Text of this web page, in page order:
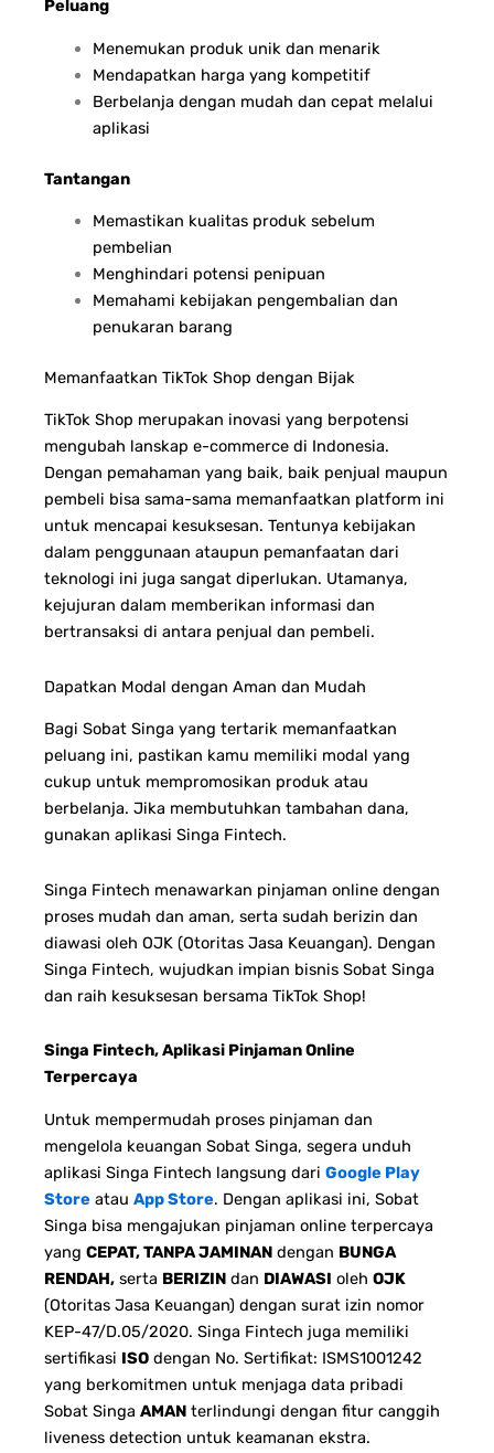
Peluang
Menemukan produk unik dan menarik
Mendapatkan harga yang kompetitif
Berbelanja dengan mudah dan cepat melalui
aplikasi
Tantangan
Memastikan kualitas produk sebelum
pembelian
Menghindari potensi penipuan
Memahami kebijakan pengembalian dan
penukaran barang
Memanfaatkan TikTok Shop dengan Bijak
TikTok Shop merupakan inovasi yang berpotensi
mengubah lanskap e-commerce di Indonesia.
Dengan pemahaman yang baik, baik penjual maupun
pembeli bisa sama-sama memanfaatkan platform ini
untuk mencapai kesuksesan. Tentunya kebijakan
dalam penggunaan ataupun pemanfaatan dari
teknologi ini juga sangat diperlukan. Utamanya,
kejujuran dalam memberikan informasi dan
bertransaksi di antara penjual dan pembeli.
Dapatkan Modal dengan Aman dan Mudah
Bagi Sobat Singa yang tertarik memanfaatkan
peluang ini, pastikan kamu memiliki modal yang
cukup untuk mempromosikan produk atau
berbelanja. Jika membutuhkan tambahan dana,
gunakan aplikasi Singa Fintech.
Singa Fintech menawarkan pinjaman online dengan
proses mudah dan aman, serta sudah berizin dan
diawasi oleh OJK (Otoritas Jasa Keuangan). Dengan
Singa Fintech, wujudkan impian bisnis Sobat Singa
dan raih kesuksesan bersama TikTok Shop!
Singa Fintech, Aplikasi Pinjaman Online
Terpercaya
Untuk mempermudah proses pinjaman dan
mengelola keuangan Sobat Singa, segera unduh
aplikasi Singa Fintech langsung dari Google Play
Store atau App Store. Dengan aplikasi ini, Sobat
Singa bisa mengajukan pinjaman online terpercaya
yang CEPAT, TANPA JAMINAN dengan BUNGA
RENDAH, serta BERIZIN dan DIAWASI oleh OJK
(Otoritas Jasa Keuangan) dengan surat izin nomor
KEP-47/D.05/2020. Singa Fintech juga memiliki
sertifikasi ISO dengan No. Sertifikat: ISMS1001242
yang berkomitmen untuk menjaga data pribadi
Sobat Singa AMAN terlindungi dengan fitur canggih
liveness detection untuk keamanan ekstra.